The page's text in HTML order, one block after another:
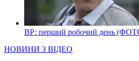
ВР: перший робочий день
НОВИНИ З ВІДЕО